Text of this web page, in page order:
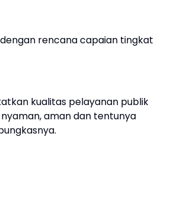
rencana capaian tingkat
kualitas pelayanan publik
aman dan tentunya